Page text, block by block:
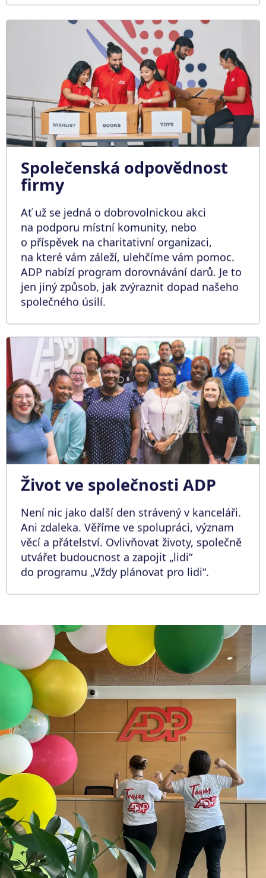
Společenská odpovědnost
firmy
Ať už se jedná o dobrovolnickou akci
na podporu místní komunity, nebo
o příspěvek na charitativní organizaci,
na které vám záleží, ulehčíme vám pomoc.
ADP nabízí program dorovnávání darů. Je to
jen jiný způsob, jak zvýraznit dopad našeho
společného úsilí.
Život ve společnosti ADP
Není nic jako další den strávený v kanceláři.
Ani zdaleka. Věříme ve spolupráci, význam
věcí a přátelství. Ovlivňovat životy, společně
utvářet budoucnost a zapojit „lidi“
do programu „Vždy plánovat pro lidi“.